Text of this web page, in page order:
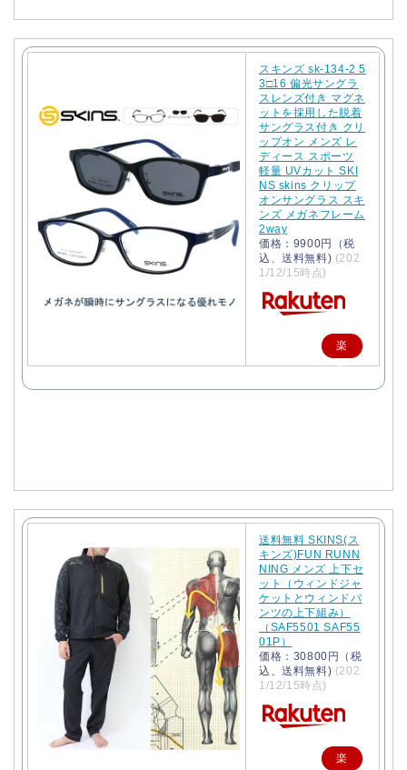
スキンズ sk-134-2 5
3□16 偏光サングラ
スレンズ付き マグネ
ットを採用した脱着
サングラス付き クリ
ップオン メンズ レ
ディース スポーツ
軽量 UVカット SKI
NS skins クリップ
オンサングラス スキ
ンズ メガネフレーム
2way
価格：9900円（税
込、送料無料) (202
1/12/15時点)
楽
天
送料無料 SKINS(ス
キンズ)FUN RUNN
NING メンズ 上下セ
ット（ウィンドジャ
ケットとウィンドパ
ンツの上下組み）
（SAF5501 SAF55
01P）
価格：30800円（税
込、送料無料) (202
1/12/15時点)
楽